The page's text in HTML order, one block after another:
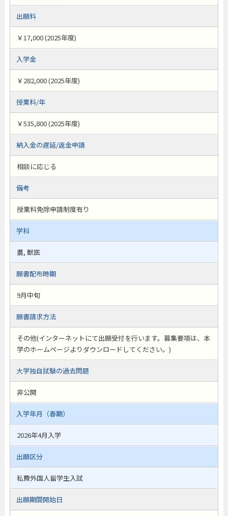
出願料
￥17,000 (2025年度)
入学金
￥282,000 (2025年度)
授業料/年
￥535,800 (2025年度)
納入金の遅延/返金申請
相談に応じる
備考
授業料免除申請制度有り
学科
農, 獣医
願書配布時期
9月中旬
願書請求方法
その他(インターネットにて出願受付を行います。募集要項は、本
学のホームページよりダウンロードしてください。)
大学独自試験の過去問題
非公開
入学年月（春期）
2026年4月入学
出願区分
私費外国人留学生入試
出願期間開始日